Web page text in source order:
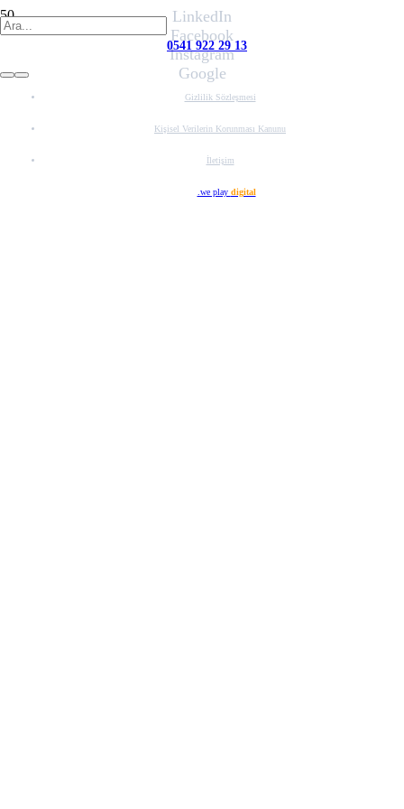
0541 922 29 13
LinkedIn
Facebook
Instagram
Google
Gizlilik Sözleşmesi
Kişisel Verilerin Korunması Kanunu
İletişim
.we play digital